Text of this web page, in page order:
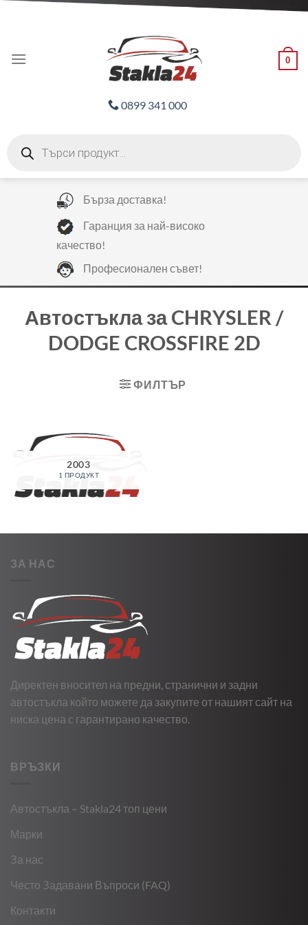
0
0899 341 000
search
Бърза доставка!
Гаранция за най-високо
качество!
Професионален съвет!
Автостъкла за CHRYSLER /
DODGE CROSSFIRE 2D
ФИЛТЪР
2003
1 ПРОДУКТ
ЗА НАС
Директен вносител на предни, странични и задни
автостъкла който можете да закупите от нашият сайт на
ниска цена с гарантирано качество.
ВРЪЗКИ
Автостъкла – Stakla24 топ цени
Марки
За нас
Често Задавани Въпроси (FAQ)
Контакти